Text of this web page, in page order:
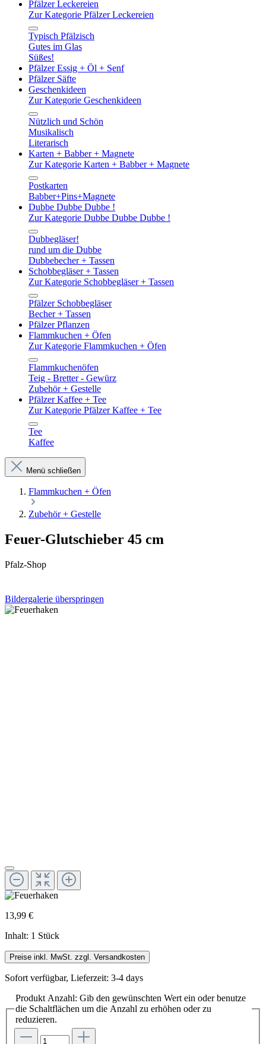
Pfälzer Leckereien
Zur Kategorie Pfälzer Leckereien
Typisch Pfälzisch
Gutes im Glas
Süßes!
Pfälzer Essig + Öl + Senf
Pfälzer Säfte
Geschenkideen
Zur Kategorie Geschenkideen
Nützlich und Schön
Musikalisch
Literarisch
Karten + Babber + Magnete
Zur Kategorie Karten + Babber + Magnete
Postkarten
Babber+Pins+Magnete
Dubbe Dubbe Dubbe !
Zur Kategorie Dubbe Dubbe Dubbe !
Dubbegläser!
rund um die Dubbe
Dubbebecher + Tassen
Schobbegläser + Tassen
Zur Kategorie Schobbegläser + Tassen
Pfälzer Schobbegläser
Becher + Tassen
Pfälzer Pflanzen
Flammkuchen + Öfen
Zur Kategorie Flammkuchen + Öfen
Flammkuchenöfen
Teig - Bretter - Gewürz
Zubehör + Gestelle
Pfälzer Kaffee + Tee
Zur Kategorie Pfälzer Kaffee + Tee
Tee
Kaffee
Menü schließen
Flammkuchen + Öfen
Zubehör + Gestelle
Feuer-Glutschieber 45 cm
Pfalz-Shop
Bildergalerie überspringen
13,99 €
Inhalt: 1 Stück
Preise inkl. MwSt. zzgl. Versandkosten
Sofort verfügbar, Lieferzeit: 3-4 days
Produkt Anzahl: Gib den gewünschten Wert ein oder benutze
die Schaltflächen um die Anzahl zu erhöhen oder zu
reduzieren.